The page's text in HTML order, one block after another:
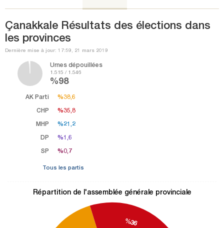
Çanakkale Résultats des élections dans
les provinces
Dernière mise à jour: 17:59, 21 mars 2019
Urnes dépouillées
1.515 / 1.546
%98
AK Parti
CHP
MHP
DP
SP
%38,6
%35,8
%21,2
%1,6
%0,7
%38,6
%35,8
%21,2
%1,6
%0,7
Tous les partis
Répartition de l'assemblée générale provinciale
%36